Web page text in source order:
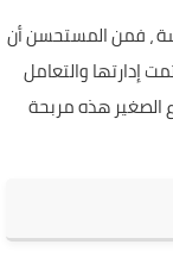
، فمن المستحسن أن
إدارتها والتعامل
هذه مربحة